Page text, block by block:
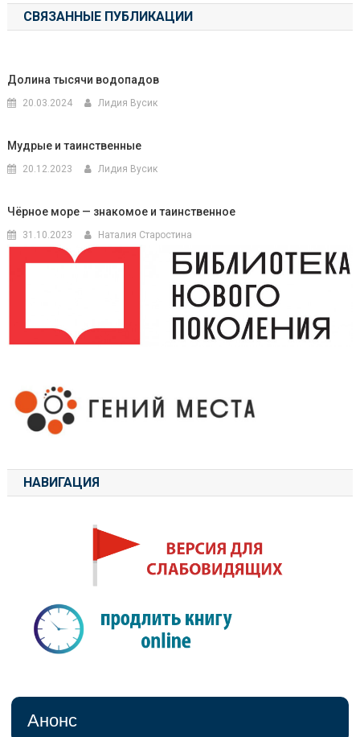
записям
СВЯЗАННЫЕ ПУБЛИКАЦИИ
Долина тысячи водопадов
20.03.2024 Лидия Вусик
Мудрые и таинственные
20.12.2023 Лидия Вусик
Чёрное море — знакомое и таинственное
31.10.2023 Наталия Старостина
НАВИГАЦИЯ
Анонс